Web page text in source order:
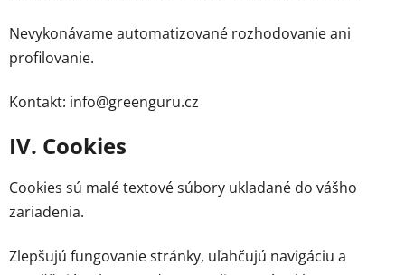
Nevykonávame automatizované rozhodovanie ani
profilovanie.
Kontakt: info@greenguru.cz
IV. Cookies
Cookies sú malé textové súbory ukladané do vášho
zariadenia.
Zlepšujú fungovanie stránky, uľahčujú navigáciu a